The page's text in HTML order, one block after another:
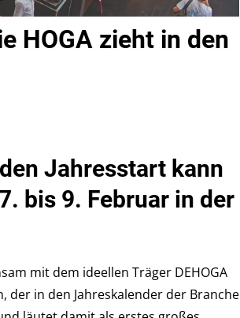
HOGA zieht in den
Jahresstart kann
bis 9. Februar in der
mit dem ideellen Träger DEHOGA
der in den Jahreskalender der Branche